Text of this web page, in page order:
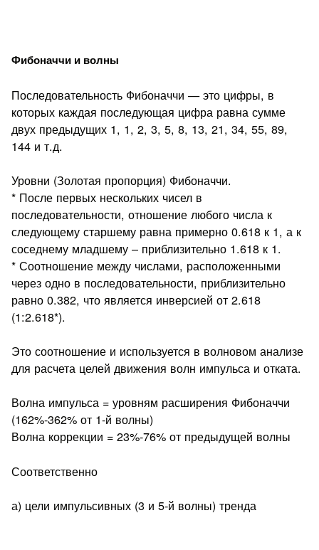
Фибоначчи и волны
Последовательность Фибоначчи — это цифры, в
которых каждая последующая цифра равна сумме
двух предыдущих 1, 1, 2, 3, 5, 8, 13, 21, 34, 55, 89,
144 и т.д.
Уровни (Золотая пропорция) Фибоначчи.
* После первых нескольких чисел в
последовательности, отношение любого числа к
следующему старшему равна примерно 0.618 к 1, а к
соседнему младшему – приблизительно 1.618 к 1.
* Соотношение между числами, расположенными
через одно в последовательности, приблизительно
равно 0.382, что является инверсией от 2.618
(1:2.618*).
Это соотношение и используется в волновом анализе
для расчета целей движения волн импульса и отката.
Волна импульса = уровням расширения Фибоначчи
(162%-362% от 1-й волны)
Волна коррекции = 23%-76% от предыдущей волны
Соответственно
а) цели импульсивных (3 и 5-й волны) тренда